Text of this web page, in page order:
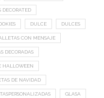
DECORATED
DULCE DULCES
CON MENSAJE
DECORADAS
HALLOWEEN
DE NAVIDAD
GLASA